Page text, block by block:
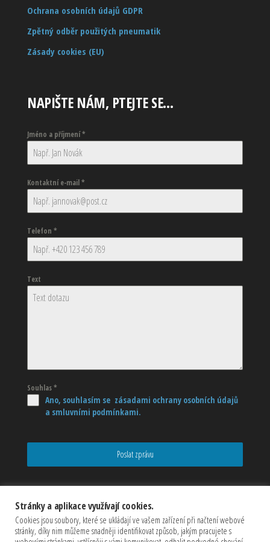
Ochrana osobních údajů GDPR
Zpětný odběr použitých pneumatik
Zásady cookies (EU)
NAPIŠTE NÁM, PTEJTE SE…
Jméno a příjmení*
Kontaktní e-mail*
Telefon *
Text
Souhlas*
Ano, souhlasím se zásadami ochrany osobních údajů
a smluvními podmínkami.
Poslat zprávu
Stránky a aplikace využívají cookies.
Cookies jsou soubory, které se ukládají ve vašem zařízení při načtení webové
stránky, díky nim můžeme snadněji identifikovat způsob, jakým pracujete s